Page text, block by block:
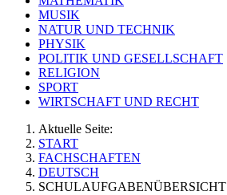
MUSIK
NATUR UND TECHNIK
PHYSIK
POLITIK UND GESELLSCHAFT
RELIGION
SPORT
WIRTSCHAFT UND RECHT
Aktuelle Seite:
START
FACHSCHAFTEN
DEUTSCH
SCHULAUFGABENÜBERSICHT